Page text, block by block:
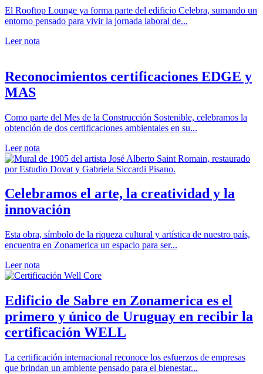
El Rooftop Lounge ya forma parte del edificio Celebra, sumando un
entorno pensado para vivir la jornada laboral de...
Leer nota
Reconocimientos certificaciones EDGE y
MAS
Como parte del Mes de la Construcción Sostenible, celebramos la
obtención de dos certificaciones ambientales en su...
Leer nota
Celebramos el arte, la creatividad y la
innovación
Esta obra, símbolo de la riqueza cultural y artística de nuestro país,
encuentra en Zonamerica un espacio para ser...
Leer nota
Edificio de Sabre en Zonamerica es el
primero y único de Uruguay en recibir la
certificación WELL
La certificación internacional reconoce los esfuerzos de empresas
que brindan un ambiente pensado para el bienestar...